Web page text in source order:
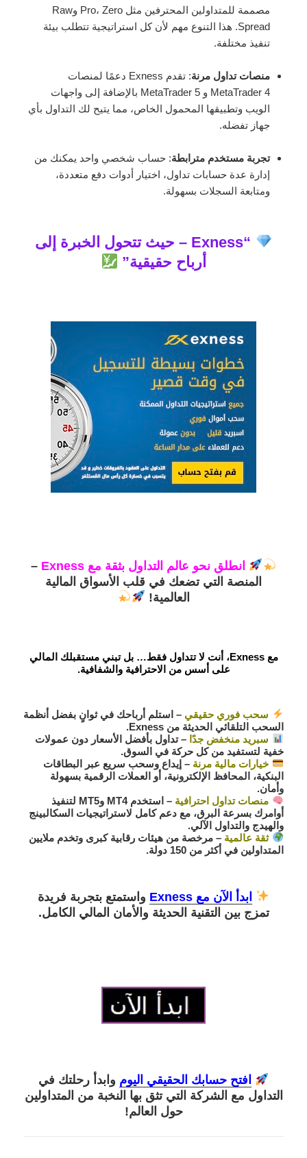
مصممة للمتداولين المحترفين مثل Pro، Zero وRaw
Spread. هذا التنوع مهم لأن كل استراتيجية تتطلب بيئة
تنفيذ مختلفة.
منصات تداول مرنة
: تقدم Exness دعمًا لمنصات
MetaTrader 4 و MetaTrader 5 بالإضافة إلى واجهات
الويب وتطبيقها المحمول الخاص، مما يتيح لك التداول بأي
جهاز تفضله.
تجربة مستخدم مترابطة: حساب شخصي واحد يمكنك من
إدارة عدة حسابات تداول، اختيار أدوات دفع متعددة،
ومتابعة السجلات بسهولة.
“Exness – حيث تتحول الخبرة إلى
أرباح حقيقية”
انطلق نحو عالم التداول بثقة مع Exness
–
المنصة التي تضعك في قلب الأسواق المالية
العالمية!
معExness، أنت لا تتداول فقط… بل تبني مستقبلك المالي
على أسس من الاحترافية والشفافية.
سحب فوري حقيقي – استلم أرباحك في ثوانٍ بفضل أنظمة
السحب التلقائي الحديثة من Exness.
سبريد منخفض جدًا – تداول بأفضل الأسعار دون عمولات
خفية لتستفيد من كل حركة في السوق.
خيارات مالية مرنة – إيداع وسحب سريع عبر البطاقات
البنكية، المحافظ الإلكترونية، أو العملات الرقمية بسهولة
وأمان.
منصات تداول احترافية
– استخدم MT4 وMT5 لتنفيذ
أوامرك بسرعة البرق، مع دعم كامل لاستراتيجيات السكالبينج
والهيدج والتداول الآلي.
ثقة عالمية – مرخصة من هيئات رقابية كبرى وتخدم ملايين
المتداولين في أكثر من 150 دولة.
ابدأ الآن مع Exness
واستمتع بتجربة فريدة
تمزج بين التقنية الحديثة والأمان المالي الكامل.
افتح حسابك الحقيقي اليوم وابدأ رحلتك في
التداول مع الشركة التي تثق بها النخبة من المتداولين
حول العالم!